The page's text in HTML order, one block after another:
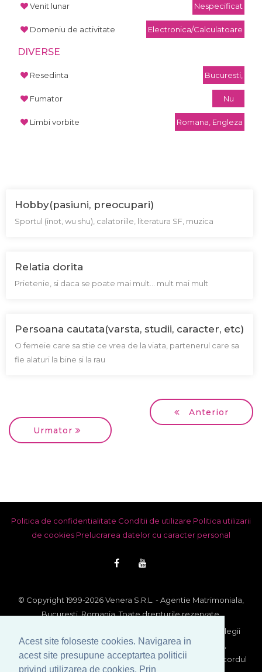
Acest site foloseste cookies. Navigarea in
acest site presupune acceptartea politicii
privind utilizarea de cookies. Prin
Venit lunar Nespecificat
Domeniu de activitate Electronica/Calculatoare
DIVERSE
Resedinta Bucuresti,
Fumator Nu
Limbi vorbite Romana, Engleza
Hobby(pasiuni, preocupari)
Sportul (inot, wu shu), calatoriile, literatura SF, muzica
Relatia dorita
Prietenie, si daca se poate mai mult... mult mai mult
Persoana cautata(varsta, studii, caracter, etc)
O femeie care sa stie ce vrea de la viata, partenerul care sa
fie alaturi la bine si la rau
Anterior
Urmator
Politica de confidentialitate Conditii de utilizare Politica utilizarii
de cookies Prelucrarea datelor cu caracter personal
© Copyright 1999-2026 Venera S.R.L. - Agentie Matrimoniala,
Bucuresti, Romania. Toate drepturile rezervate.
Imaginile si textele din acest site se afla sub incidenta legii
dreptului de autor. Utilizarea integrala sau partiala,
reproducerea si multiplicarea lor pe orice suport fara acordul